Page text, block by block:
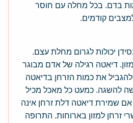
בדם. בכל מחלה עם חוסר
קודמים.
יכולות לגרום מחלת עצם.
דיאטה רגילה של אדם מבוגר
יש להגביל את כמות הזרחן בדיאטה
קשה להשגה. כמעט כל מאכל מכיל
אם שמירת דיאטה דלת זרחן אינה
זרחן למזון בארוחות. התרופה